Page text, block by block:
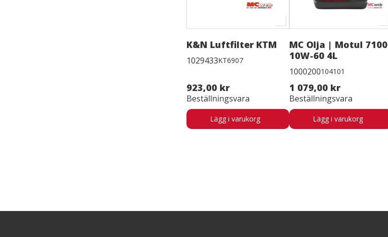
K&N Luftfilter KTM
1029433KT6907
923,00 kr
Beställningsvara
Lägg i varukorg
MC Olja | Motul 7100
10W-60 4L
1000200104101
1 079,00 kr
Beställningsvara
Lägg i varukorg